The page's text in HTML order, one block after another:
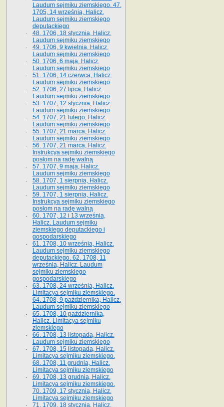
Laudum sejmiku ziemskiego. 47.
1705, 14 września, Halicz.
Laudum sejmiku ziemskiego
deputackiego
48. 1706, 18 stycznia, Halicz.
Laudum sejmiku ziemskiego
49. 1706, 9 kwietnia, Halicz.
Laudum sejmiku ziemskiego
50. 1706, 6 maja, Halicz.
Laudum sejmiku ziemskiego
51. 1706, 14 czerwca, Halicz.
Laudum sejmiku ziemskiego
52. 1706, 27 lipca, Halicz.
Laudum sejmiku ziemskiego
53. 1707, 12 stycznia, Halicz.
Laudum sejmiku ziemskiego
54. 1707, 21 lutego, Halicz.
Laudum sejmiku ziemskiego
55. 1707, 21 marca, Halicz.
Laudum sejmiku ziemskiego
56. 1707, 21 marca, Halicz.
Instrukcya sejmiku ziemskiego
posłom na radę walną
57. 1707, 9 maja, Halicz.
Laudum sejmiku ziemskiego
58. 1707, 1 sierpnia, Halicz.
Laudum sejmiku ziemskiego
59. 1707, 1 sierpnia, Halicz.
Instrukcya sejmiku ziemskiego
posłom na radę walną
60. 1707, 12 i 13 września,
Halicz. Laudum sejmiku
ziemskiego deputackiego i
gospodarskiego
61. 1708, 10 września, Halicz.
Laudum sejmiku ziemskiego
deputackiego. 62. 1708, 11
września, Halicz. Laudum
sejmiku ziemskiego
gospodarskiego
63. 1708, 24 września, Halicz.
Limitacya sejmiku ziemskiego.
64. 1708, 9 października, Halicz.
Laudum sejmiku ziemskiego
65­. 1708, 10 października,
Halicz. Limitacya sejmiku
ziemskiego
66. 1708, 13 listopada, Halicz.
Laudum sejmiku ziemskiego
67. 1708, 15 listopada, Halicz.
Limitacya sejmiku ziemskiego.
68. 1708, 11 grudnia, Halicz.
Limitacya sejmiku ziemskiego
69. 1708, 13 grudnia, Halicz.
Limitacya sejmiku ziemskiego.
70. 1709, 17 stycznia, Halicz.
Limitacya sejmiku ziemskiego
71. 1709, 18 stycznia, Halicz.